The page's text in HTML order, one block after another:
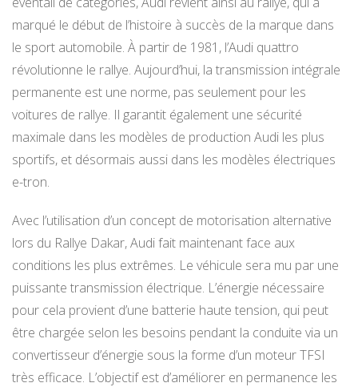
marqué le début de l’histoire à succès de la marque dans
le sport automobile. À partir de 1981, l’Audi quattro
révolutionne le rallye. Aujourd’hui, la transmission intégrale
permanente est une norme, pas seulement pour les
voitures de rallye. Il garantit également une sécurité
maximale dans les modèles de production Audi les plus
sportifs, et désormais aussi dans les modèles électriques
e-tron.
Avec l’utilisation d’un concept de motorisation alternative
lors du Rallye Dakar, Audi fait maintenant face aux
conditions les plus extrêmes. Le véhicule sera mu par une
puissante transmission électrique. L’énergie nécessaire
pour cela provient d’une batterie haute tension, qui peut
être chargée selon les besoins pendant la conduite via un
convertisseur d’énergie sous la forme d’un moteur TFSI
très efficace. L’objectif est d’améliorer en permanence les